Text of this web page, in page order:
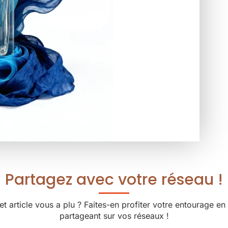
Partagez avec votre réseau !
article vous a plu ? Faites-en profiter votre entourage en
partageant sur vos réseaux !